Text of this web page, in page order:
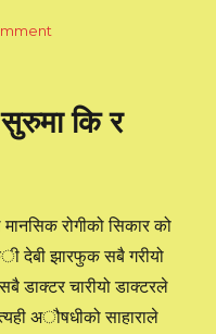
गरेका
बाट
व्यक्त
गरिएका
लेखहरू
सुरुमा कि र
रोगीको सिकार को
देबी झारफुक सबै गरीयो
डाक्टर चारीयो डाक्टरले
अौषधीको साहाराले